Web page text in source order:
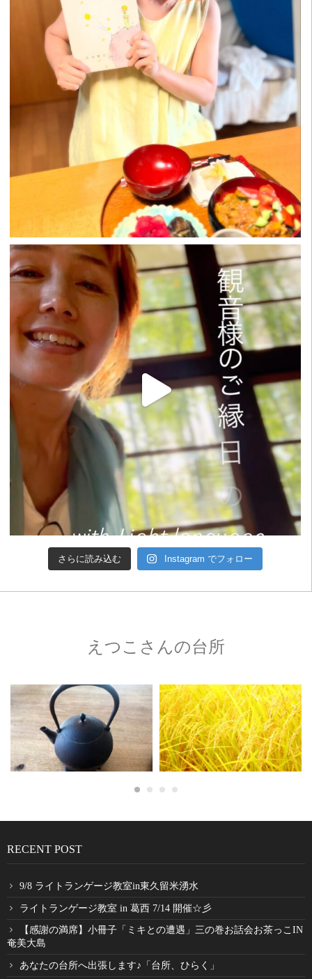
さらに読み込む Instagram でフォロー
えつこさんの台所
RECENT POST
9/8 ライトランゲージ教室in東久留米湧水
ライトランゲージ教室 in 葛西 7/14 開催☆彡
【感謝の満席】小冊子「ミキとの遭遇」三の巻お話会お茶っこIN
奄美大島
あなたの台所へ出張します♪「台所、ひらく」